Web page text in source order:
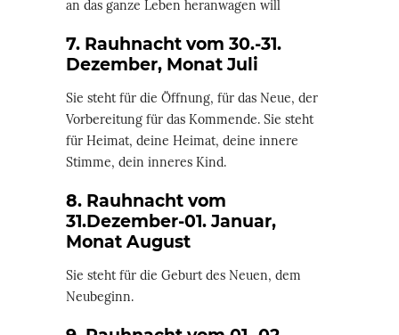
an das ganze Leben heranwagen will
7. Rauhnacht vom 30.-31.
Dezember, Monat Juli
Sie steht für die Öffnung, für das Neue, der
Vorbereitung für das Kommende. Sie steht
für Heimat, deine Heimat, deine innere
Stimme, dein inneres Kind.
8. Rauhnacht vom
31.Dezember-01. Januar,
Monat August
Sie steht für die Geburt des Neuen, dem
Neubeginn.